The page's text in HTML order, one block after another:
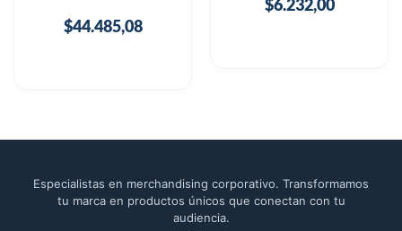
$44.485,08
$6.232,00
Especialistas en merchandising corporativo. Transformamos
tu marca en productos únicos que conectan con tu
audiencia.